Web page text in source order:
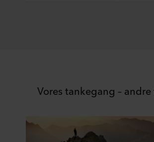
Vores tankegang –